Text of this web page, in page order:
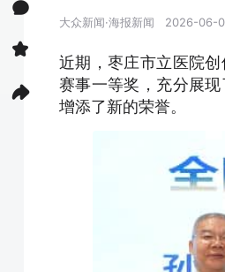
大众新闻·海报新闻 2026-06-
近期，枣庄市立医院
赛事一等奖，充分展
增添了新的荣誉。